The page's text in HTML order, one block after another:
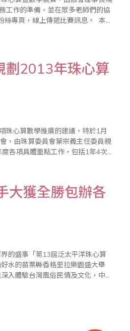
工作的準備，並在眾多老師們的協
專頁，線上傳遞比賽訊息。 本
劃2013年珠心算
珠心算數學推廣的建議，特於1月
，由珠算委員會葉宗義主任委員親
各項具體重點工作，包括1年4次
大獲全勝包辦各
的盛事「第13屆泛太平洋珠心算
水的苗栗縣香格里拉樂園盛大舉